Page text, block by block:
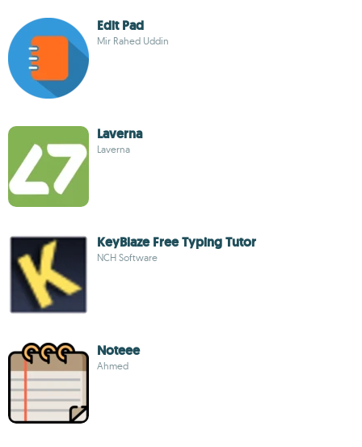
Edit Pad
Mir Rahed Uddin
Laverna
Laverna
KeyBlaze Free Typing Tutor
NCH Software
Noteee
Ahmed